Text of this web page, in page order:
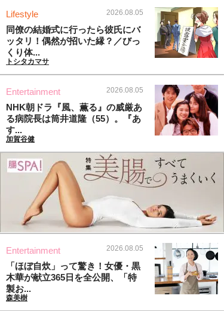
Lifestyle 2026.08.05
同僚の結婚式に行ったら彼氏にバ
ッタリ！偶然が招いた縁？／びっ
くり体...
トシタカマサ
Entertainment 2026.08.05
NHK朝ドラ『風、薫る』の威厳あ
る病院長は筒井道隆（55）。『あ
す...
加賀谷健
Entertainment 2026.08.05
「ほぼ自炊」って驚き！女優・黒
木華が献立365日を全公開、「特
製お...
森美樹